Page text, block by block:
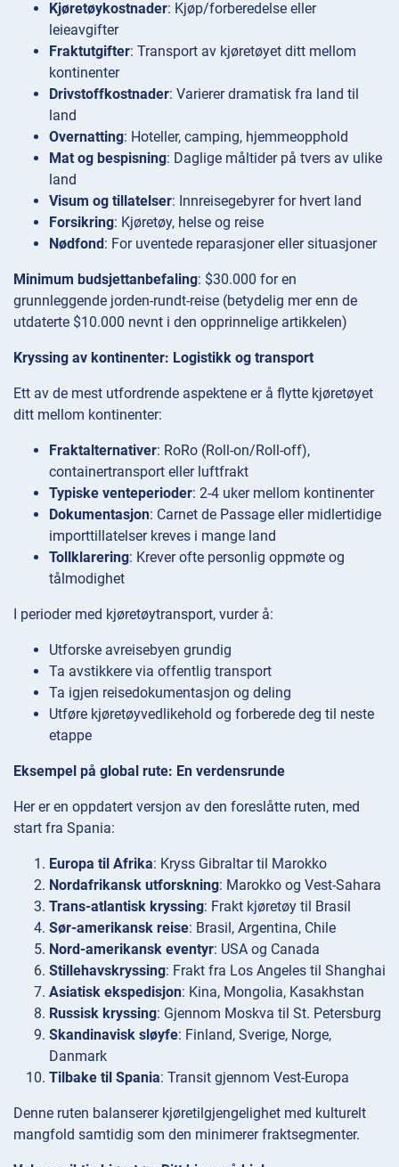
Kjøretøykostnader: Kjøp/forberedelse eller
leieavgifter
Fraktutgifter: Transport av kjøretøyet ditt mellom
kontinenter
Drivstoffkostnader: Varierer dramatisk fra land til
land
Overnatting: Hoteller, camping, hjemmeopphold
Mat og bespisning: Daglige måltider på tvers av ulike
land
Visum og tillatelser: Innreisegebyrer for hvert land
Forsikring: Kjøretøy, helse og reise
Nødfond: For uventede reparasjoner eller situasjoner
Minimum budsjettanbefaling: $30.000 for en
grunnleggende jorden-rundt-reise (betydelig mer enn de
utdaterte $10.000 nevnt i den opprinnelige artikkelen)
Kryssing av kontinenter: Logistikk og transport
Ett av de mest utfordrende aspektene er å flytte kjøretøyet
ditt mellom kontinenter:
Fraktalternativer: RoRo (Roll-on/Roll-off),
containertransport eller luftfrakt
Typiske venteperioder: 2-4 uker mellom kontinenter
Dokumentasjon: Carnet de Passage eller midlertidige
importtillatelser kreves i mange land
Tollklarering: Krever ofte personlig oppmøte og
tålmodighet
I perioder med kjøretøytransport, vurder å:
Utforske avreisebyen grundig
Ta avstikkere via offentlig transport
Ta igjen reisedokumentasjon og deling
Utføre kjøretøyvedlikehold og forberede deg til neste
etappe
Eksempel på global rute: En verdensrunde
Her er en oppdatert versjon av den foreslåtte ruten, med
start fra Spania:
Europa til Afrika: Kryss Gibraltar til Marokko
Nordafrikansk utforskning: Marokko og Vest-Sahara
Trans-atlantisk kryssing: Frakt kjøretøy til Brasil
Sør-amerikansk reise: Brasil, Argentina, Chile
Nord-amerikansk eventyr: USA og Canada
Stillehavskryssing: Frakt fra Los Angeles til Shanghai
Asiatisk ekspedisjon: Kina, Mongolia, Kasakhstan
Russisk kryssing: Gjennom Moskva til St. Petersburg
Skandinavisk sløyfe: Finland, Sverige, Norge,
Danmark
Tilbake til Spania: Transit gjennom Vest-Europa
Denne ruten balanserer kjøretilgjengelighet med kulturelt
mangfold samtidig som den minimerer fraktsegmenter.